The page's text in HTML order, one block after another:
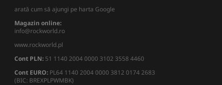
arată cum să ajungi pe harta Google
Magazin online:
info@rockworld.ro
www.rockworld.pl
Cont PLN: 51 1140 2004 0000 3102 3558 4460
Cont EURO: PL64 1140 2004 0000 3812 0174 2683
(BIC: BREXPLPWMBK)